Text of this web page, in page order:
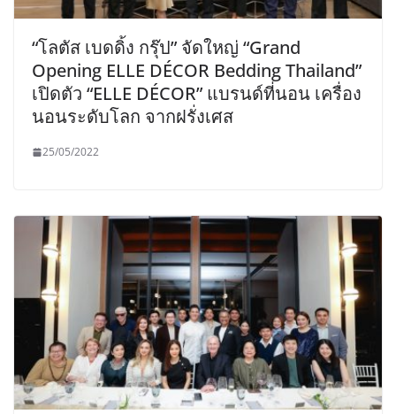
“โลตัส เบดดิ้ง กรุ๊ป” จัดใหญ่ “Grand
Opening ELLE DÉCOR Bedding Thailand”
เปิดตัว “ELLE DÉCOR” แบรนด์ที่นอน เครื่อง
นอนระดับโลก จากฝรั่งเศส
25/05/2022